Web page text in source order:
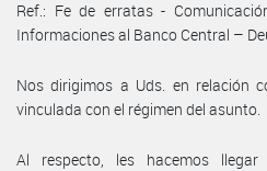
Ref.: Fe de erratas -
Informaciones al Banco Central –
Nos dirigimos a Uds. en relación
vinculada con el régimen del asunto.
Al respecto, les hacemos